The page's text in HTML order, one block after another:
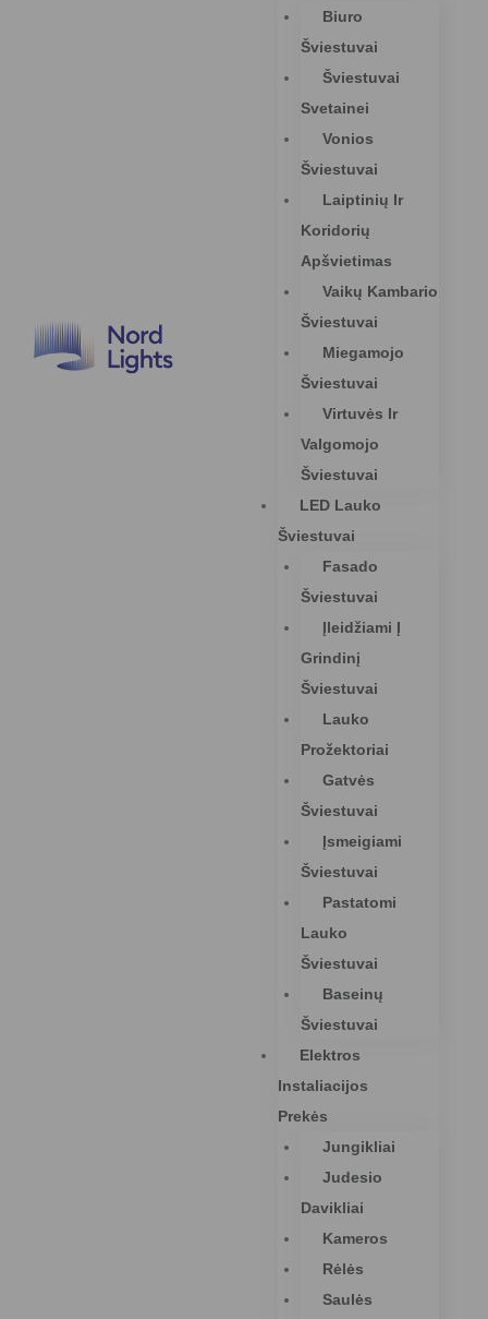
Biuro
Šviestuvai
Šviestuvai
Svetainei
Vonios
Šviestuvai
Laiptinių Ir
Koridorių
Apšvietimas
Vaikų Kambario
Šviestuvai
Miegamojo
Šviestuvai
Virtuvės Ir
Valgomojo
Šviestuvai
LED Lauko
Šviestuvai
Fasado
Šviestuvai
Įleidžiami Į
Grindinį
Šviestuvai
Lauko
Prožektoriai
Gatvės
Šviestuvai
Įsmeigiami
Šviestuvai
Pastatomi
Lauko
Šviestuvai
Baseinų
Šviestuvai
Elektros
Instaliacijos
Prekės
Jungikliai
Judesio
Davikliai
Kameros
Rėlės
Saulės